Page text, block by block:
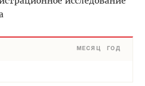
МЕСЯЦ ГОД